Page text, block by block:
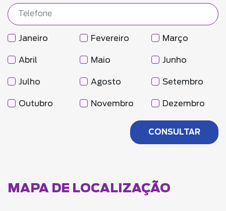
Janeiro Fevereiro Março
Abril Maio Junho
Julho Agosto Setembro
Outubro Novembro Dezembro
MAPA DE LOCALIZAÇÃO